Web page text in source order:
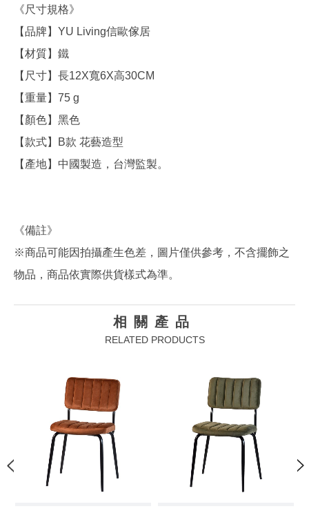
《尺寸規格》
【品牌】YU Living信歐傢居
【材質】鐵
【尺寸】長12X寬6X高30CM
【重量】75 g
【顏色】黑色
【款式】B款 花藝造型
【產地】中國製造，台灣監製。
《備註》
※商品可能因拍攝產生色差，圖片僅供參考，不含擺飾之
物品，商品依實際供貨樣式為準。
相關產品
RELATED PRODUCTS